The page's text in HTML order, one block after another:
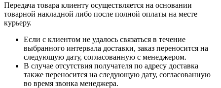
Передача товара клиенту осуществляется на основании
товарной накладной либо после полной оплаты на месте
курьеру.
Если с клиентом не удалось связаться в течение
выбранного интервала доставки, заказ переносится на
следующую дату, согласованную с менеджером.
В случае отсутствия получателя по адресу доставка
также переносится на следующую дату, согласованную
во время звонка менеджера.